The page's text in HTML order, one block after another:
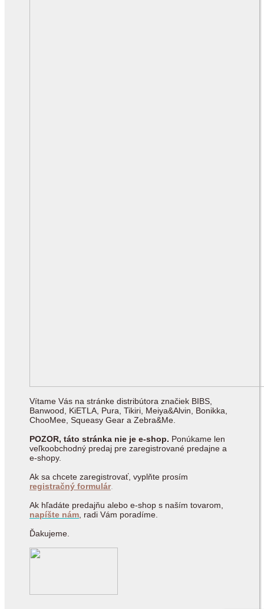
Vítame Vás na stránke distribútora značiek BIBS,
Banwood, KiETLA, Pura, Tikiri, Meiya&Alvin, Bonikka,
ChooMee, Squeasy Gear a Zebra&Me.
POZOR, táto stránka nie je e-shop. Ponúkame len
veľkoobchodný predaj pre zaregistrované predajne a
e-shopy.
Ak sa chcete zaregistrovať, vyplňte prosím
registračný formulár.
Ak hľadáte predajňu alebo e-shop s naším tovarom,
napíšte nám , radi Vám poradíme.
Ďakujeme.